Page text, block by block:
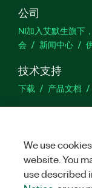
公司
NI加入艾默生旗下
会
新闻中心
技术支持
下载 产品文档
©NATIONAL
有.沪ICP备09002359
We use
website. You
use described